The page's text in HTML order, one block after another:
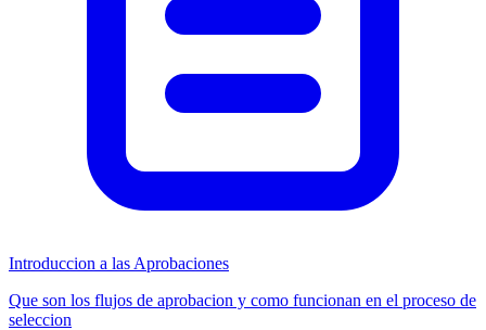
Introduccion a las Aprobaciones
Que son los flujos de aprobacion y como funcionan en el proceso de
seleccion